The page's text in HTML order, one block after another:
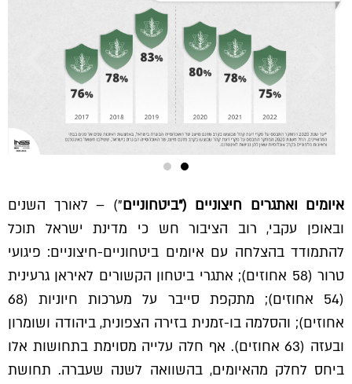
איומים ואתגרים חיצוניים ("ביטחוניים") – לאורך השנים
ובאופן עקבי, רוב הציבור חש כי מדינת ישראל תוכל
להתמודד בהצלחה עם איומים ביטחוניים-חיצוניים: פיגועי
טרור (58 אחוזים); אתגרי ביטחון הקשורים לאיראן גרעינית
(54 אחוזים); מתקפת סייבר על מערכות חיוניות (68
אחוזים); והסלמה בו-זמנית בזירה הצפונית, ביהודה ושומרון
ובעזה (63 אחוזים). אף חלה עלייה מסוימת בתחושות אלו
ביחס לחלק מהאיומים, בהשוואה לשנה שעברה. תחושת